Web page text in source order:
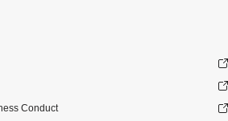
Conduct